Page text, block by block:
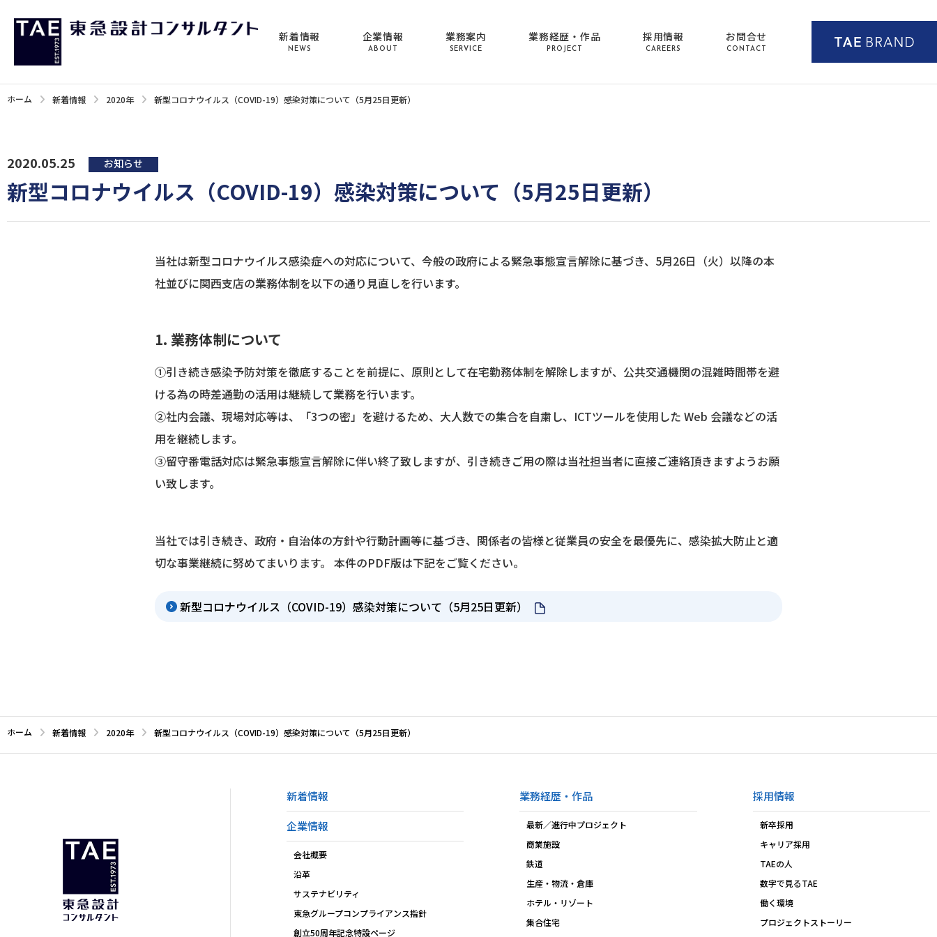
新着情報
NEWS
企業情報
ABOUT
業務案内
SERVICE
業務経歴・作品
PROJECT
採用情報
CAREERS
お問合せ
CONTACT
ホーム 新着情報 2020年 新型コロナウイルス（COVID-19）感染対策について（5月25日更新）
2020.05.25 お知らせ
新型コロナウイルス（COVID-19）感染対策について（5月25日更新）
当社は新型コロナウイルス感染症への対応について、今般の政府による緊急事態宣言解除に基づき、5月26日（火）以降の本
社並びに関西支店の業務体制を以下の通り見直しを行います。
1. 業務体制について
①引き続き感染予防対策を徹底することを前提に、原則として在宅勤務体制を解除しますが、公共交通機関の混雑時間帯を避
ける為の時差通勤の活用は継続して業務を行います。
②社内会議、現場対応等は、「3つの密」を避けるため、大人数での集合を自粛し、ICTツールを使用した Web 会議などの活
用を継続します。
③留守番電話対応は緊急事態宣言解除に伴い終了致しますが、引き続きご用の際は当社担当者に直接ご連絡頂きますようお願
い致します。
当社では引き続き、政府・自治体の方針や行動計画等に基づき、関係者の皆様と従業員の安全を最優先に、感染拡大防止と適
切な事業継続に努めてまいります。 本件のPDF版は下記をご覧ください。
新型コロナウイルス（COVID-19）感染対策について（5月25日更新）
ホーム 新着情報 2020年 新型コロナウイルス（COVID-19）感染対策について（5月25日更新）
新着情報
企業情報
会社概要
沿革
サステナビリティ
東急グループコンプライアンス指針
創立50周年記念特設ページ
業務経歴・作品
最新／進行中プロジェクト
商業施設
鉄道
生産・物流・倉庫
ホテル・リゾート
集合住宅
採用情報
新卒採用
キャリア採用
TAEの人
数字で見るTAE
働く環境
プロジェクトストーリー